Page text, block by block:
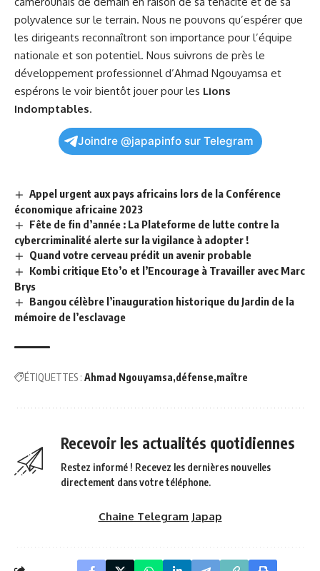
⁢polyvalence sur le terrain. Nous ne pouvons qu’espérer que
⁣les‌ dirigeants reconnaîtront son importance pour⁣ l’équipe
nationale et son potentiel. Nous suivrons de ​près le
développement professionnel d’Ahmad⁤ Ngouyamsa et
espérons⁤ le voir bientôt jouer pour les⁣ Lions
Indomptables.
Joindre @japapinfo sur Telegram
Appel urgent aux pays africains lors de la Conférence
économique africaine 2023
Fête de fin d’année : La Plateforme de lutte contre la
cybercriminalité alerte sur la vigilance à adopter !
Quand votre cerveau prédit un avenir probable
Kombi critique Eto’o et l’Encourage à Travailler avec Marc
Brys
Bangou célèbre l’inauguration historique du Jardin de la
mémoire de l’esclavage
ÉTIQUETTES : Ahmad Ngouyamsa défense maître
Recevoir les actualités quotidiennes
Restez informé ! Recevez les dernières nouvelles
directement dans votre téléphone.
Chaine Telegram Japap